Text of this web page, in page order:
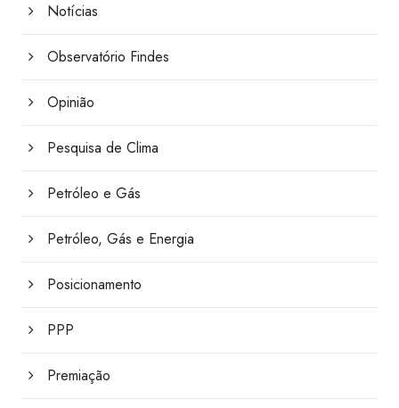
Notícias
Observatório Findes
Opinião
Pesquisa de Clima
Petróleo e Gás
Petróleo, Gás e Energia
Posicionamento
PPP
Premiação